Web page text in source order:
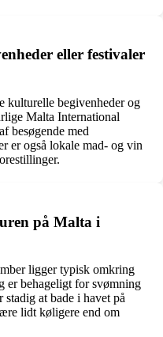
eller festivaler
kulturelle begivenheder og
Malta International
besøgende med
er også lokale mad- og vin
på Malta i
ligger typisk omkring
er behageligt for svømning
at bade i havet på
lidt køligere end om